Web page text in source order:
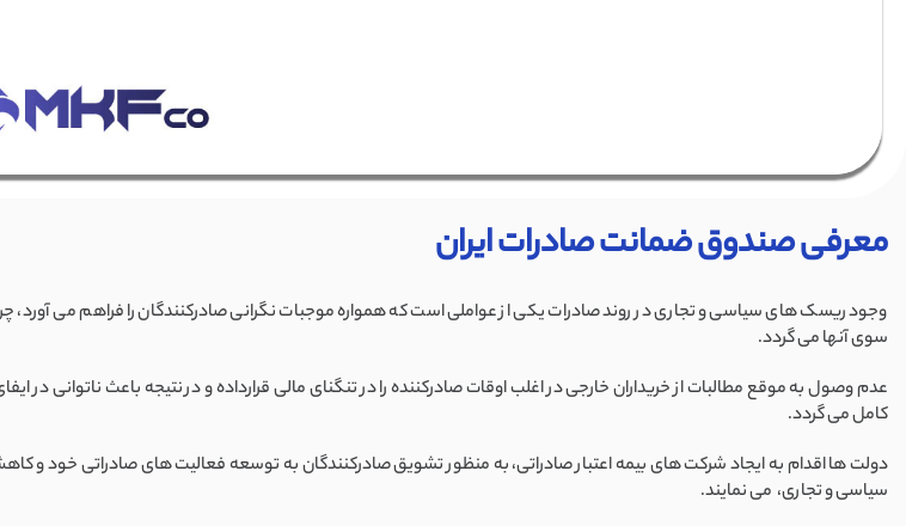
معرفی صندوق ضمانت صادرات ایران
وجود ریسک های سیاسی و تجاری در روند صادرات یکی از عواملی است که همواره موجبات نگرانی صادرکنندگان را فراهم می
سوی آنها می گردد.
عدم وصول به موقع مطالبات از خریداران خارجی در اغلب اوقات صادرکننده را در تنگنای مالی قرارداده و در نتیجه باعث ناتوانی
کامل می گردد.
دولت ها اقدام به ایجاد شرکت های بیمه اعتبار صادراتی، به منظور تشویق صادرکنندگان به توسعه فعالیت های صادراتی خود و
سیاسی و تجاری، می نمایند.